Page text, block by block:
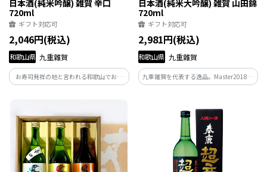
日本酒(純米吟醸) 雑賀 辛口
720ml
ギフト対応可
2,046円(税込)
和歌山県 九重雜賀
お寿司発祥の地と言われる和歌山でお寿
司にあうこだわりの酒造りを続ける蔵
賞。辛さの中にもお米の旨みが感じられ
る純米吟醸酒。
日本酒(純米大吟醸) 雑賀 山田錦
720ml
ギフト対応可
2,981円(税込)
和歌山県 九重雜賀
九重雑賀を代表する逸品。Master2018プ
ラチナ賞＆審査員賞(部門第1位)。全米日
続金賞。「ワイングラスでおいしい日本
酒アワード2018~22」5年連続金賞。